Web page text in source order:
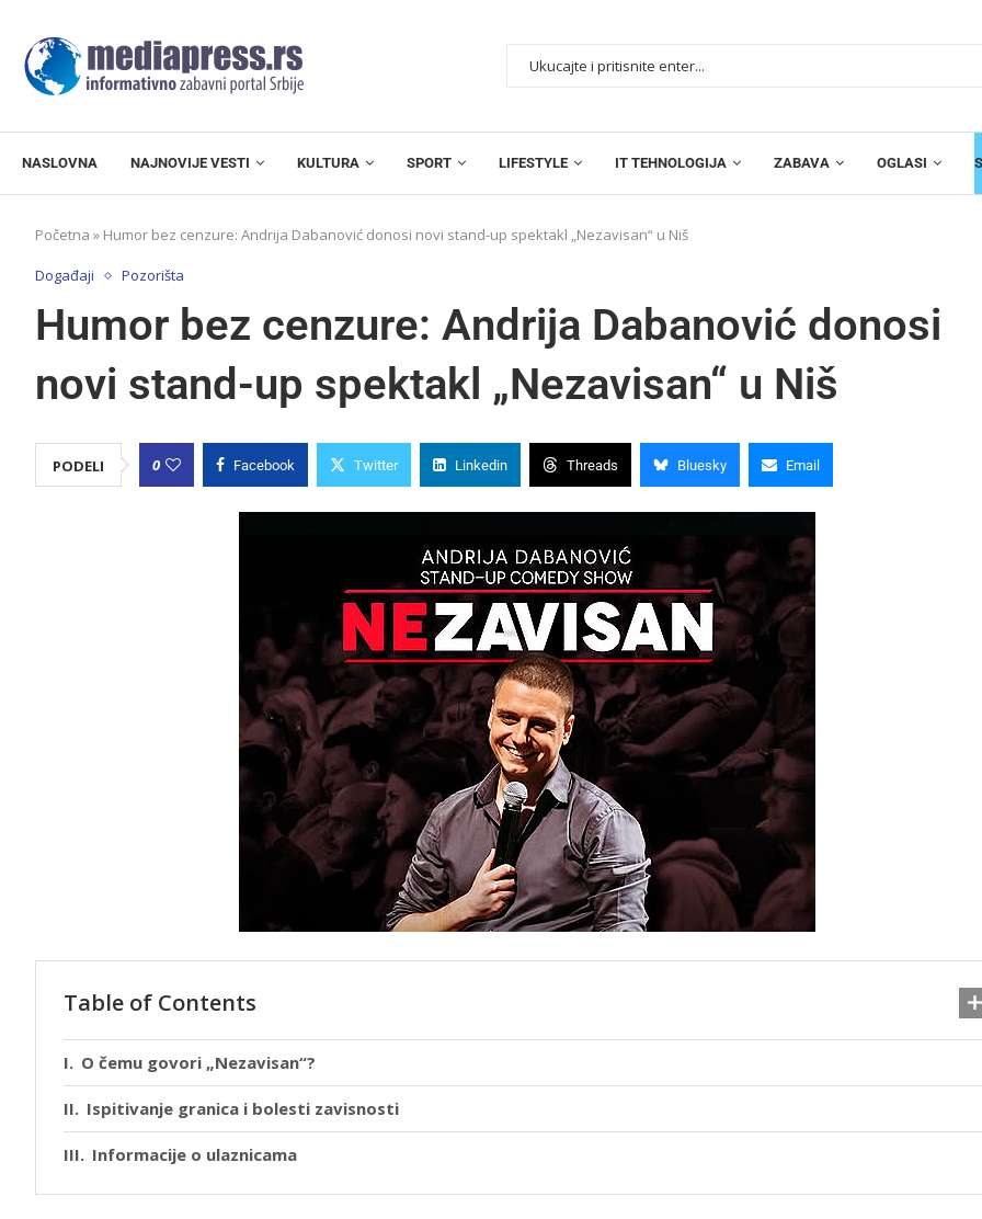
NASLOVNA NAJNOVIJE VESTI KULTURA SPORT LIFESTYLE IT TEHNOLOGIJA ZABAVA OGLASI
Početna » Humor bez cenzure: Andrija Dabanović donosi novi stand-up spektakl „Nezavisan“ u Niš
Događaji Pozorišta
Humor bez cenzure: Andrija Dabanović donosi
novi stand-up spektakl „Nezavisan“ u Niš
PODELI 0 Facebook Twitter Linkedin Threads Bluesky Email
Table of Contents
O čemu govori „Nezavisan“?
Ispitivanje granica i bolesti zavisnosti
Informacije o ulaznicama